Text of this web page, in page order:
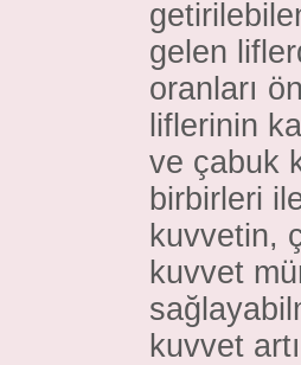
gelen
oranları
liflerinin
ve çabuk
birbirleri
kuvvetin,
kuvvet
kuvvet